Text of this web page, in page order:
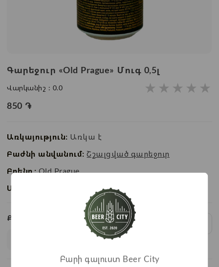
Գարեջուր «Old Prague» Մուգ 0,5լ
Վարկանիշ : 0.0 ★
★
★
★
★
850 ֏
Առկայություն: Առկա է
Բաժնի անվանում: Շշալցված գարեջուր
Բրենդ: Old Prague
Ապրանքի ID:
Քանակ:
Բարի գալուստ Beer City